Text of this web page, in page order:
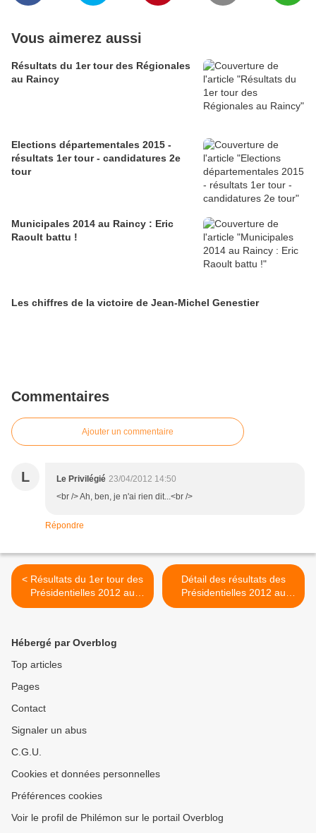
Vous aimerez aussi
Résultats du 1er tour des Régionales
au Raincy
Elections départementales 2015 -
résultats 1er tour - candidatures 2e
tour
Municipales 2014 au Raincy : Eric
Raoult battu !
Les chiffres de la victoire de Jean-Michel Genestier
Commentaires
Ajouter un commentaire
L Le Privilégié 23/04/2012 14:50
<br /> Ah, ben, je n'ai rien dit...<br />
Répondre
< Résultats du 1er tour des
Présidentielles 2012 au
Raincy
Détail des résultats des
Présidentielles 2012 au
Raincy >
Hébergé par Overblog
Top articles
Pages
Contact
Signaler un abus
C.G.U.
Cookies et données personnelles
Préférences cookies
Voir le profil de Philémon sur le portail Overblog